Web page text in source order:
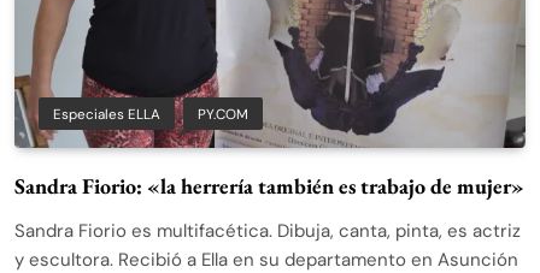
Especiales ELLA PY.COM
Sandra Fiorio: «la herrería también es trabajo de mujer»
Sandra Fiorio es multifacética. Dibuja, canta, pinta, es actriz
y escultora. Recibió a Ella en su departamento en Asunción